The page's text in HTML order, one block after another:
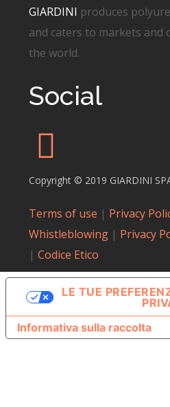
GIARDINI produces
and caters to markets and
the world.
Social
Copyright © 2019 GIARDINI
Terms of use | Privacy
Whistleblowing | Privacy
|Codice Etico
Informativa sulla raccolta
LE TUE